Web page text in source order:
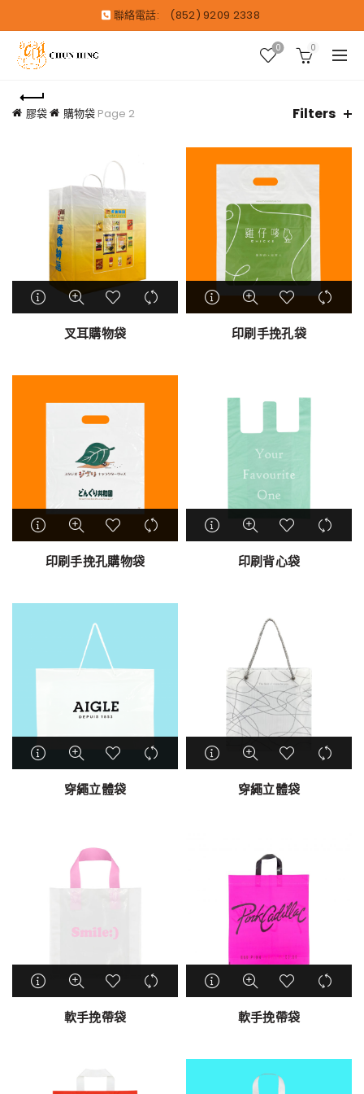
聯絡電話: (852) 9209 2338
0 0
膠袋 購物袋 Page 2 Filters
叉耳購物袋 印刷手挽孔袋
印刷手挽孔購物袋 印刷背心袋
穿繩立體袋 穿繩立體袋
軟手挽帶袋 軟手挽帶袋